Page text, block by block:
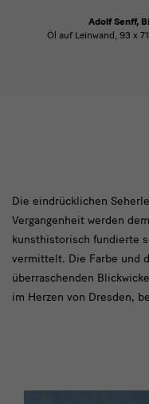
Adolf Senff,
Öl auf Leinwand, 93 x
Modul
Text
Die eindrücklichen
Vergangenheit werden
kunsthistorisch fundierte
vermittelt. Die Farbe und
überraschenden
im Herzen von Dresden,